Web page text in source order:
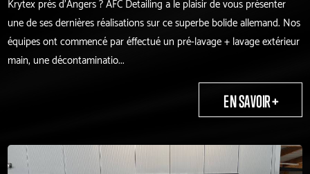
une de ses dernières réalisations sur ce superbe bolide allemand. Nos
équipes ont commencé par éffectué un pré-lavage + lavage extérieur
main, une décontaminatio...